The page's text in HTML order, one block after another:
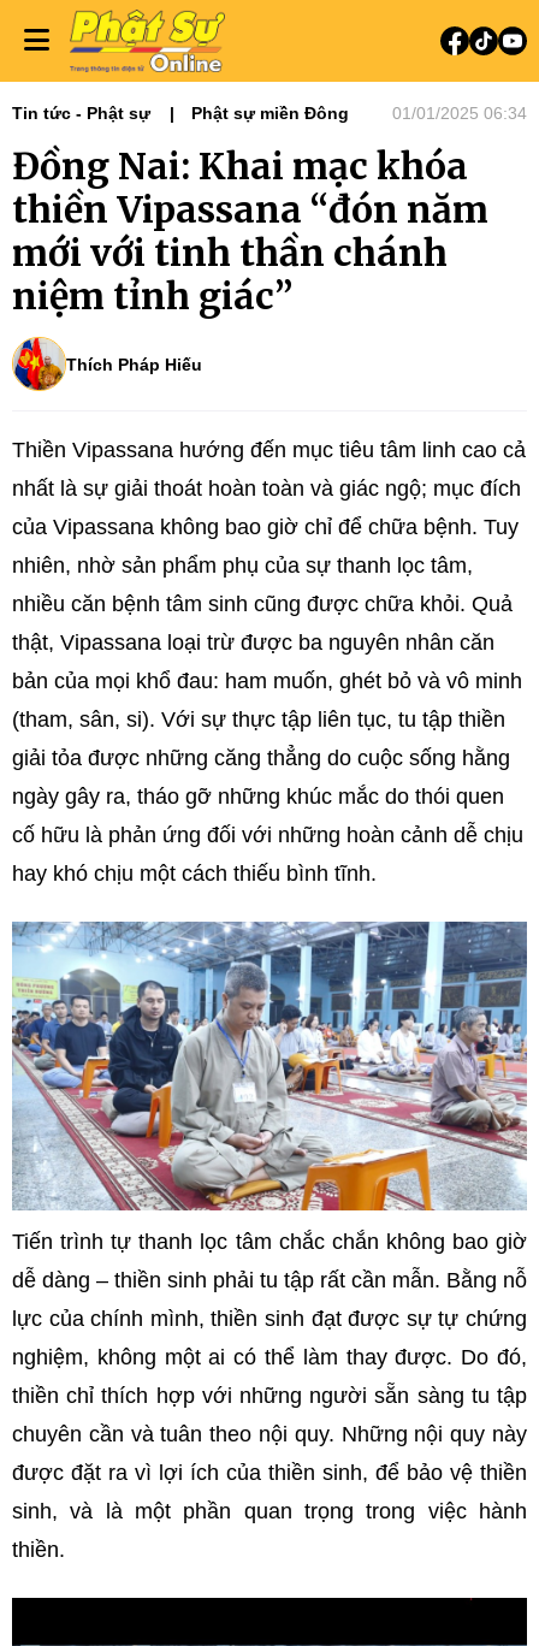
Tin tức - Phật sự Phật sự miền Đông 01/01/2025 06:34
Đồng Nai: Khai mạc khóa
thiền Vipassana “đón năm
mới với tinh thần chánh
niệm tỉnh giác”
Thích Pháp Hiếu
Thiền Vipassana hướng đến mục tiêu tâm linh cao cả
nhất là sự giải thoát hoàn toàn và giác ngộ; mục đích
của Vipassana không bao giờ chỉ để chữa bệnh. Tuy
nhiên, nhờ sản phẩm phụ của sự thanh lọc tâm,
nhiều căn bệnh tâm sinh cũng được chữa khỏi. Quả
thật, Vipassana loại trừ được ba nguyên nhân căn
bản của mọi khổ đau: ham muốn, ghét bỏ và vô minh
(tham, sân, si). Với sự thực tập liên tục, tu tập thiền
giải tỏa được những căng thẳng do cuộc sống hằng
ngày gây ra, tháo gỡ những khúc mắc do thói quen
cố hữu là phản ứng đối với những hoàn cảnh dễ chịu
hay khó chịu một cách thiếu bình tĩnh.
Tiến trình tự thanh lọc tâm chắc chắn không bao giờ
dễ dàng – thiền sinh phải tu tập rất cần mẫn. Bằng nỗ
lực của chính mình, thiền sinh đạt được sự tự chứng
nghiệm, không một ai có thể làm thay được. Do đó,
thiền chỉ thích hợp với những người sẵn sàng tu tập
chuyên cần và tuân theo nội quy. Những nội quy này
được đặt ra vì lợi ích của thiền sinh, để bảo vệ thiền
sinh, và là một phần quan trọng trong việc hành
thiền.